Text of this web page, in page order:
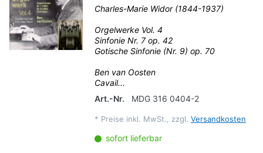
Charles-Marie Widor (1844-1937)
Orgelwerke Vol. 4
Sinfonie Nr. 7 op. 42
Gotische Sinfonie (Nr. 9) op. 70
Ben van Oosten
Cavail...
Art.-Nr.
MDG 316 0404-2
* Preise inkl. MwSt., zzgl. Versandkosten
sofort lieferbar